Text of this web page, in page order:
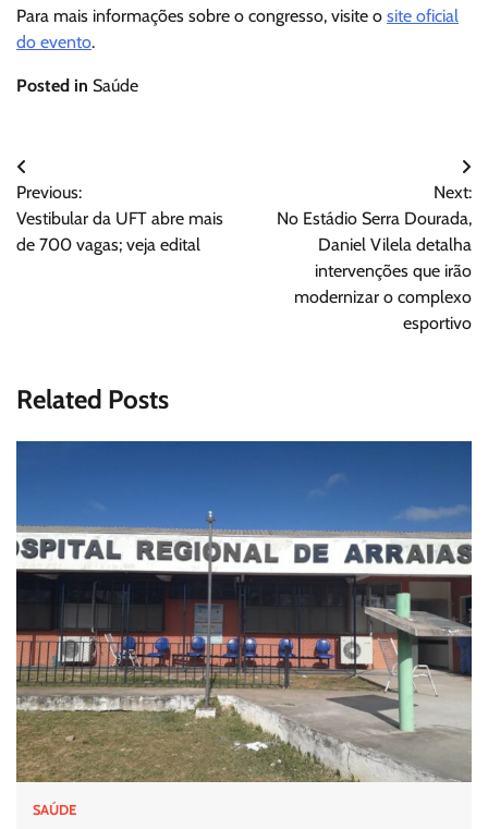
Para mais informações sobre o congresso, visite o site oficial
do evento.
Posted in Saúde
Navegação
de
Post
Previous:
Vestibular da UFT abre mais
de 700 vagas; veja edital
Next:
No Estádio Serra Dourada,
Daniel Vilela detalha
intervenções que irão
modernizar o complexo
esportivo
Related Posts
SAÚDE